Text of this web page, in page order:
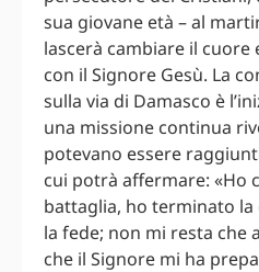
sua giovane età – al
lascerà cambiare il cuore
con il Signore Gesù. La
sulla via di Damasco è
una missione continua
potevano essere
cui potrà affermare: «Ho
battaglia, ho terminato la
la fede; non mi resta che
che il Signore mi ha